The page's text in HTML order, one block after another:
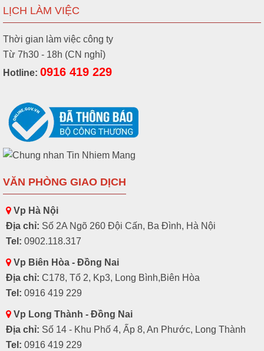
LỊCH LÀM VIỆC
Thời gian làm việc công ty
Từ 7h30 - 18h (CN nghỉ)
Hotline: 0916 419 229
VĂN PHÒNG GIAO DỊCH
Vp Hà Nội
Địa chỉ: Số 2A Ngõ 260 Đội Cấn, Ba Đình, Hà Nội
Tel: 0902.118.317
Vp Biên Hòa - Đồng Nai
Địa chỉ: C178, Tổ 2, Kp3, Long Bình,Biên Hòa
Tel: 0916 419 229
Vp Long Thành - Đồng Nai
Địa chỉ: Số 14 - Khu Phố 4, Ấp 8, An Phước, Long Thành
Tel: 0916 419 229